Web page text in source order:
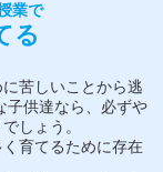
業で
る
苦しいことから逃
子供達なら、必ずや
しょう。
育てるために存在